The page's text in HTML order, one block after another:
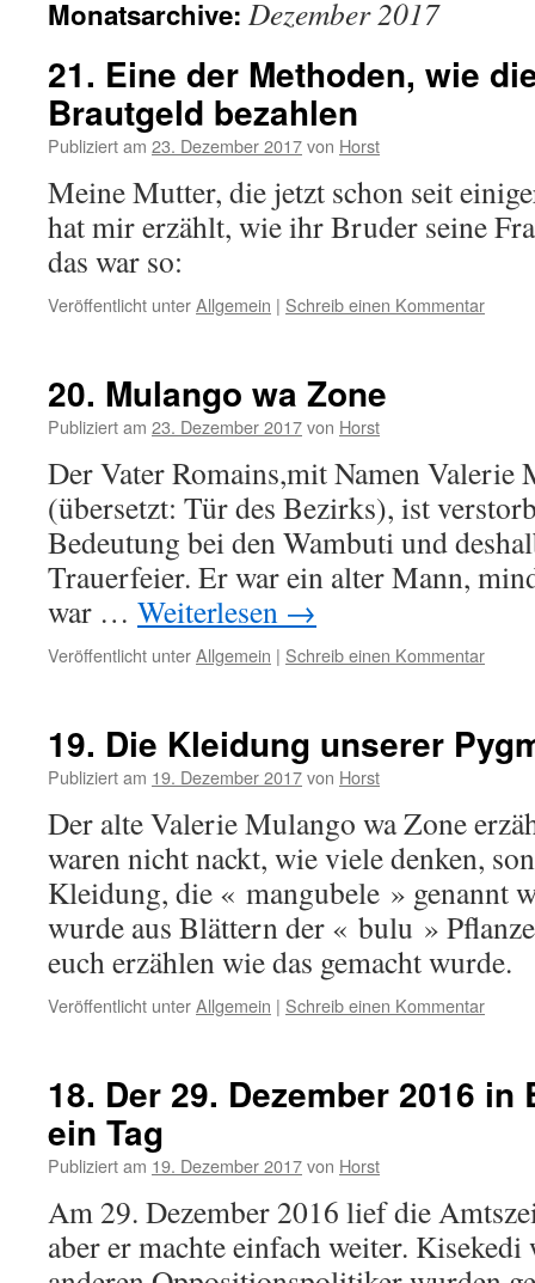
Monatsarchive: Dezember 2017
21. Eine der Methoden, wie
Brautgeld bezahlen
Publiziert am 23. Dezember 2017von Horst
Meine Mutter, die jetzt schon seit
hat mir erzählt, wie ihr Bruder seine
das war so:
Veröffentlicht unterAllgemein | Schreib einen Kommentar
20. Mulango wa Zone
Publiziert am 23. Dezember 2017von Horst
Der Vater Romains,mit Namen Valerie
(übersetzt: Tür des Bezirks), ist
Bedeutung bei den Wambuti und
Trauerfeier. Er war ein alter Mann,
war … Weiterlesen →
Veröffentlicht unterAllgemein | Schreib einen Kommentar
19. Die Kleidung unserer
Publiziert am 19. Dezember 2017von Horst
Der alte Valerie Mulango wa Zone
waren nicht nackt, wie viele denken,
Kleidung, die « mangubele » genannt
wurde aus Blättern der « bulu »
euch erzählen wie das gemacht wurde.
Veröffentlicht unterAllgemein | Schreib einen Kommentar
18. Der 29. Dezember 2016
ein Tag
Publiziert am 19. Dezember 2017von Horst
Am 29. Dezember 2016 lief die
aber er machte einfach weiter.